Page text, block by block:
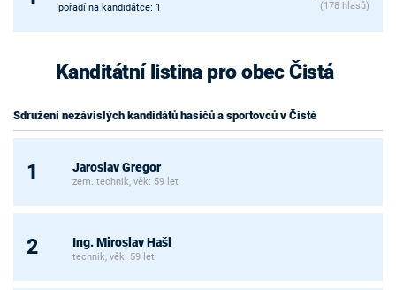
pořadí na kandidátce: 1 (178 hlasů)
Kanditátní listina pro obec Čistá
Sdružení nezávislých kandidátů hasičů a sportovců v Čisté
1 Jaroslav Gregor
zem. technik, věk: 59 let
2 Ing. Miroslav Hašl
technik, věk: 59 let